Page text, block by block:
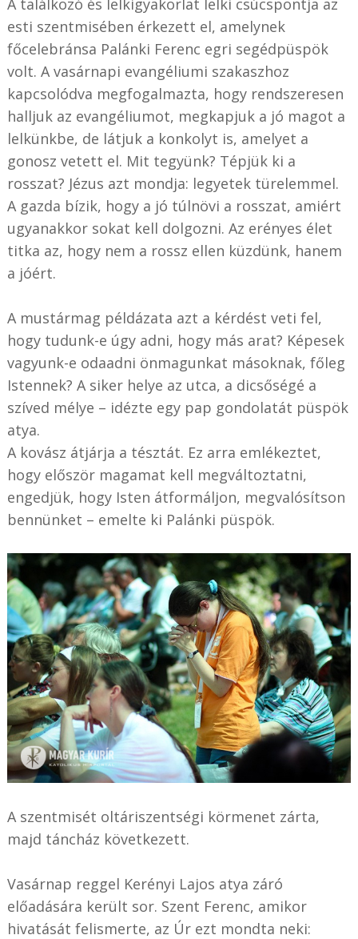
A találkozó és lelkigyakorlat lelki csúcspontja az
esti szentmisében érkezett el, amelynek
főcelebránsa Palánki Ferenc egri segédpüspök
volt. A vasárnapi evangéliumi szakaszhoz
kapcsolódva megfogalmazta, hogy rendszeresen
halljuk az evangéliumot, megkapjuk a jó magot a
lelkünkbe, de látjuk a konkolyt is, amelyet a
gonosz vetett el. Mit tegyünk? Tépjük ki a
rosszat? Jézus azt mondja: legyetek türelemmel.
A gazda bízik, hogy a jó túlnövi a rosszat, amiért
ugyanakkor sokat kell dolgozni. Az erényes élet
titka az, hogy nem a rossz ellen küzdünk, hanem
a jóért.
A mustármag példázata azt a kérdést veti fel,
hogy tudunk-e úgy adni, hogy más arat? Képesek
vagyunk-e odaadni önmagunkat másoknak, főleg
Istennek? A siker helye az utca, a dicsőségé a
szíved mélye – idézte egy pap gondolatát püspök
atya.
A kovász átjárja a tésztát. Ez arra emlékeztet,
hogy először magamat kell megváltoztatni,
engedjük, hogy Isten átformáljon, megvalósítson
bennünket – emelte ki Palánki püspök.
A szentmisét oltáriszentségi körmenet zárta,
majd táncház következett.
Vasárnap reggel Kerényi Lajos atya záró
előadására került sor. Szent Ferenc, amikor
hivatását felismerte, az Úr ezt mondta neki: